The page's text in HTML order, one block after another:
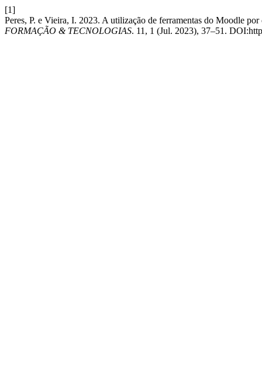
[1]
Peres, P. e Vieira, I. 2023. A utilização de ferramentas do Moodle
FORMAÇÃO & TECNOLOGIAS. 11, 1 (Jul. 2023), 37–51.